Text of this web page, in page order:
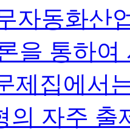
자동화산
을 통하
제집에서
의 자주 출